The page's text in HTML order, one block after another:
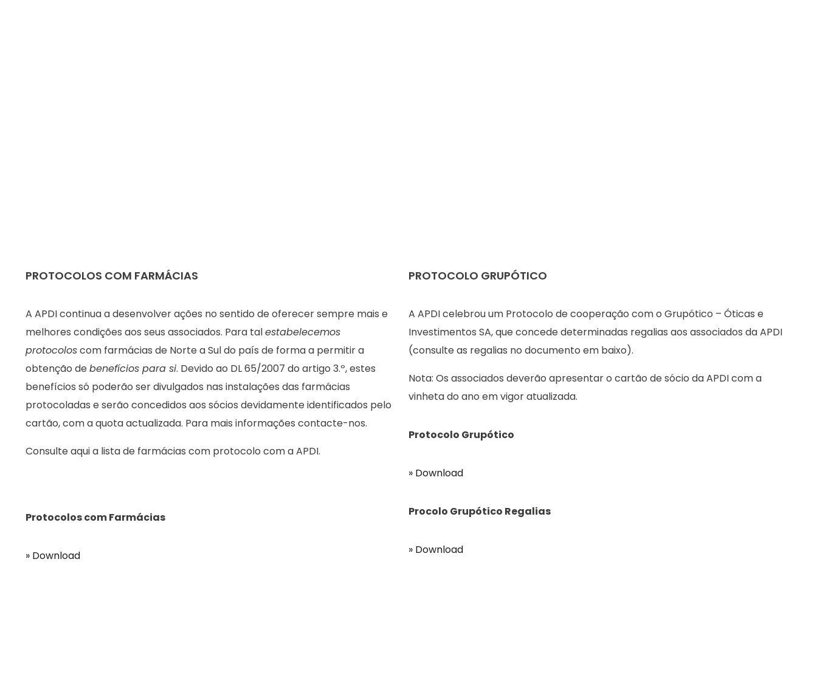
PROTOCOLOS COM FARMÁCIAS
A APDI continua a desenvolver ações no sentido de oferecer sempre mais e
melhores condições aos seus associados. Para talestabelecemos
protocoloscom farmácias de Norte a Sul do país de forma a permitir a
obtenção debenefícios para si. Devido ao DL 65/2007 do artigo 3.º, estes
benefícios só poderão ser divulgados nas instalações das farmácias
protocoladas e serão concedidos aos sócios devidamente identificados pelo
cartão, com a quota actualizada. Para mais informações contacte-nos.
Consulte aqui a lista de farmácias com protocolo com a APDI.
Protocolos com Farmácias
» Download
PROTOCOLO GRUPÓTICO
A APDI celebrou um Protocolo de cooperação com o Grupótico – Óticas e
Investimentos SA, que concede determinadas regalias aos associados da APDI
(consulte as regalias no documento em baixo).
Nota: Os associados deverão apresentar o cartão de sócio da APDI com a
vinheta do ano em vigor atualizada.
Protocolo Grupótico
» Download
Procolo Grupótico Regalias
» Download